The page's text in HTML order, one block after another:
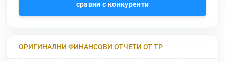
сравни с конкуренти
ОРИГИНАЛНИ ФИНАНСОВИ ОТЧЕТИ ОТ ТР